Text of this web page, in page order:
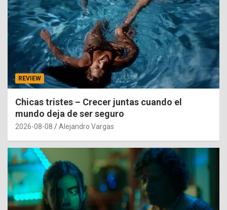
REVIEW
Chicas tristes – Crecer juntas cuando el
mundo deja de ser seguro
2026-08-08 Alejandro Vargas